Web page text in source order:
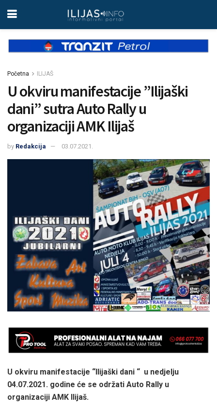
Početna ILIJAŠ
U okviru manifestacije ”Ilijaški
dani” sutra Auto Rally u
organizaciji AMK Ilijaš
by Redakcija 03.07.2021.
U okviru manifestacije “Ilijaški dani “ u nedjelju
04.07.2021. godine će se održati Auto Rally u
organizaciji AMK Ilijaš.